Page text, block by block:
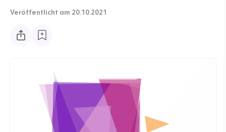
Veröffentlicht am 20.10.2021